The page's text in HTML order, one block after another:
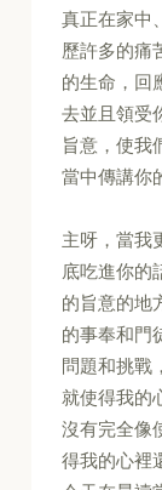
真正在家中
歷許多的痛
的生命，回
去並且領受
旨意，使我
當中傳講你
主呀，當我
底吃進你的
的旨意的地
的事奉和門
問題和挑戰
就使得我的
沒有完全像
得我的心裡